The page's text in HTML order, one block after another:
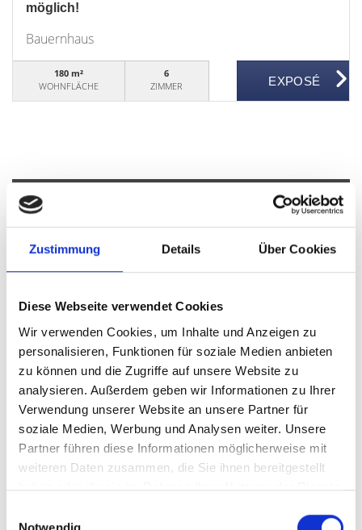
Zustimmung Details Über Cookies
Diese Webseite verwendet Cookies
Wir verwenden Cookies, um Inhalte und Anzeigen zu
personalisieren, Funktionen für soziale Medien anbieten
zu können und die Zugriffe auf unsere Website zu
analysieren. Außerdem geben wir Informationen zu Ihrer
Verwendung unserer Website an unsere Partner für
soziale Medien, Werbung und Analysen weiter. Unsere
Partner führen diese Informationen möglicherweise mit
weiteren Daten zusammen, die Sie ihnen bereitgestellt
haben oder die sie im Rahmen Ihrer Nutzung der Dienste
möglich!
Bauernhaus
180 m²
WOHNFLÄCHE
6
ZIMMER
Freystadt
Gilching
Sauerlach / Grafing Zirndorf Nürnberg Planegg
Gräfelfing München / Trudering Krailling Ingolstadt Haar
Putzbrunn München-Lerchenau
München / Pasing Burgthann München
Ammerndorf Erlangen Landsberied
Höhenkirchen-Siegertsbrunn
Taufkirchen Garching Fürth
Gauting Dachau Schwarzenbruck
Immobilienverkauf München
Makler Nürnberg
Wohnungverkauf Fürth
Immobilie Immobilienkauf Immo Hauskauf
Einfamilienhaus